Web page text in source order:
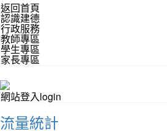
返回首頁
認識建德
行政服務
教師專區
學生專區
家長專區
網站登入login
流量統計